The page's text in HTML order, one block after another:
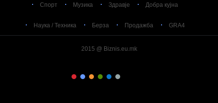
Спорт Музика Здравје Добра кујна
Наука / Техника Берза Продажба GRA4
2015 @ Biznis.eu.mk